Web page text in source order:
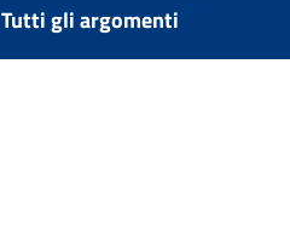
Tutti gli argomenti